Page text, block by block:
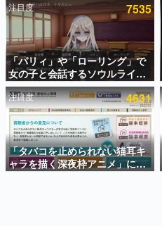
電ファミのいま読まれている記事
アプリセール情報
インタビュー
連載・特集一覧
殿堂入り記事
SNS拡散数が数千以
ど。多くの人々に読
事をまとめました。
注目度 7535
「パリィ」や「ローリング」で
女の子と会話するソウルライク
恋愛ゲーム『小早川さんはソウ
ルライク』無料公開。返事に失
敗すると「YOU DIED」
注目度 4631
「タバコを止められない猫耳キ
ャラを描く深夜枠アニメ」に視
聴者の一部から批判意見。違法